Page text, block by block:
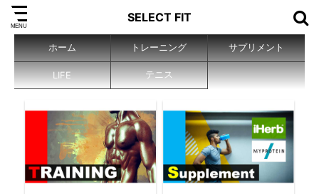
SELECT FIT
ホーム トレーニング サプリメント
LIFE テニス